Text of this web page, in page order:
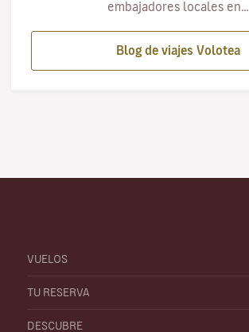
embajadores locales en…
Blog de viajes Volotea
VUELOS
TU RESERVA
DESCUBRE